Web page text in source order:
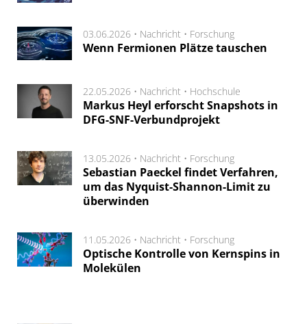
03.06.2026 • Nachricht • Forschung
Wenn Fermionen Plätze tauschen
22.05.2026 • Nachricht • Hochschule
Markus Heyl erforscht Snapshots in
DFG-SNF-Verbundprojekt
13.05.2026 • Nachricht • Forschung
Sebastian Paeckel findet Verfahren,
um das Nyquist-Shannon-Limit zu
überwinden
11.05.2026 • Nachricht • Forschung
Optische Kontrolle von Kernspins in
Molekülen